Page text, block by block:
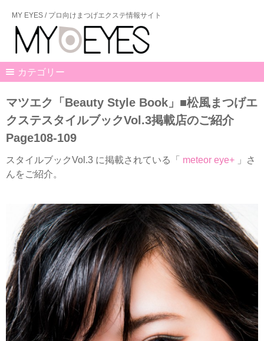
MY EYES / プロ向けまつげエクステ情報サイト
カテゴリー
マツエク「Beauty Style Book」■松風まつげエ
クステスタイルブックVol.3掲載店のご紹介
Page108-109
スタイルブックVol.3 に掲載されている「 meteor eye+ 」さ
んをご紹介。